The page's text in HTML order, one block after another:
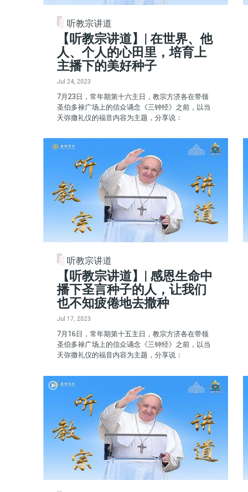
听教宗讲道
【听教宗讲道】| 在世界、他
人、个人的心田里，培育上
主播下的美好种子
Jul 24, 2023
7月23日，常年期第十六主日，教宗方济各在带领
圣伯多禄广场上的信众诵念《三钟经》之前，以当
天弥撒礼仪的福音内容为主题，分享说：
听教宗讲道
【听教宗讲道】| 感恩生命中
播下圣言种子的人，让我们
也不知疲倦地去撒种
Jul 17, 2023
7月16日，常年期第十五主日，教宗方济各在带领
圣伯多禄广场上的信众诵念《三钟经》之前，以当
天弥撒礼仪的福音内容为主题，分享说：